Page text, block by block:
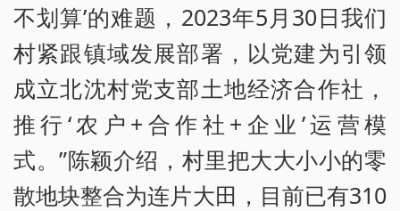
不划算’的难题，2023年5月30日我们
村紧跟镇域发展部署，以党建为引领
成立北沈村党支部土地经济合作社，
推行‘农户+合作社+企业’运营模
式。”陈颖介绍，村里把大大小小的零
散地块整合为连片大田，目前已有310